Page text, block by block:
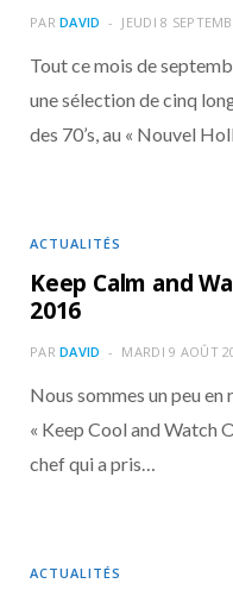
PAR DAVID JEUDI 8
Tout ce mois de
une sélection de cinq
des 70’s, au « Nouvel
ACTUALITÉS
Keep Calm and
2016
PAR DAVID MARDI 9 AOÛT
Nous sommes un peu
« Keep Cool and Watch
chef qui a pris…
ACTUALITÉS